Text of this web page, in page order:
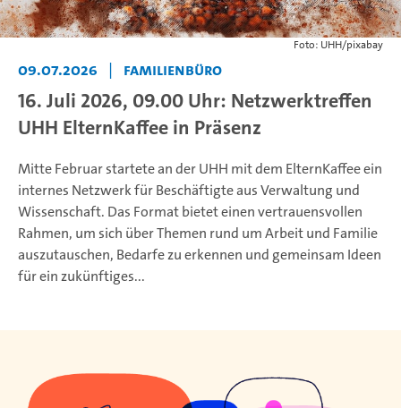
Foto: UHH/pixabay
09.07.2026 Familienbüro
16. Juli 2026, 09.00 Uhr: Netzwerktreffen
UHH ElternKaffee in Präsenz
Mitte Februar startete an der UHH mit dem ElternKaffee ein
internes Netzwerk für Beschäftigte aus Verwaltung und
Wissenschaft. Das Format bietet einen vertrauensvollen
Rahmen, um sich über Themen rund um Arbeit und Familie
auszutauschen, Bedarfe zu erkennen und gemeinsam Ideen
für ein zukünftiges...